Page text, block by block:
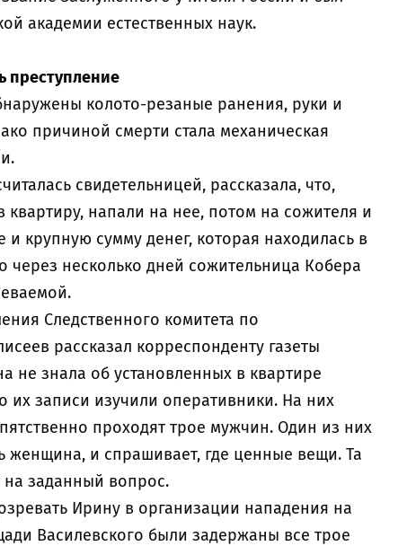
академии естественных наук.
преступление
колото-резаные ранения, руки и
причиной смерти стала механическая
свидетельницей, рассказала, что,
напали на нее, потом на сожителя и
крупную сумму денег, которая находилась в
несколько дней сожительница Кобера
Следственного комитета по
рассказал корреспонденту газеты
не знала об установленных в квартире
их записи изучили оперативники. На них
проходят трое мужчин. Один из них
женщина, и спрашивает, где ценные вещи. Та
на заданный вопрос.
Ирину в организации нападения на
Василевского были задержаны все трое